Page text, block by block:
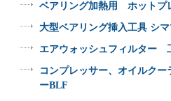
ベアリング加熱用 ホット
大型ベアリング挿入工具 シ
エアウォッシュフィルター
コンプレッサー、オイルク
ーBLF